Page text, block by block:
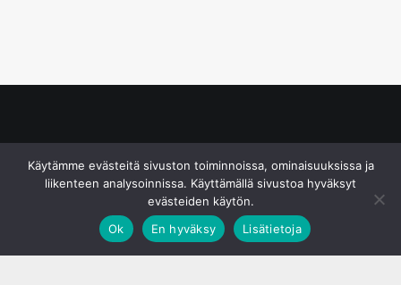
Käytämme evästeitä sivuston toiminnoissa, ominaisuuksissa ja
liikenteen analysoinnissa. Käyttämällä sivustoa hyväksyt
evästeiden käytön.
Ok
En hyväksy Lisätietoja